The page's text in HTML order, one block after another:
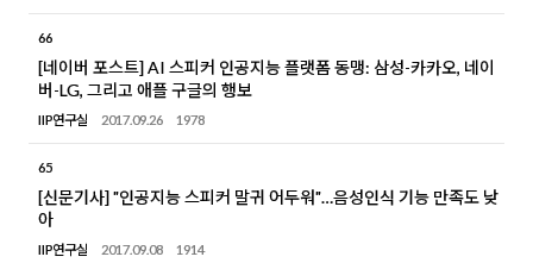
66
[네이버 포스트] AI 스피커 인공지능 플랫폼 동맹: 삼성-카카오, 네이
버-LG, 그리고 애플 구글의 행보
IIP연구실 2017.09.26 1978
65
[신문기사] "인공지능 스피커 말귀 어두워"…음성인식 기능 만족도 낮
아
IIP연구실 2017.09.08 1914